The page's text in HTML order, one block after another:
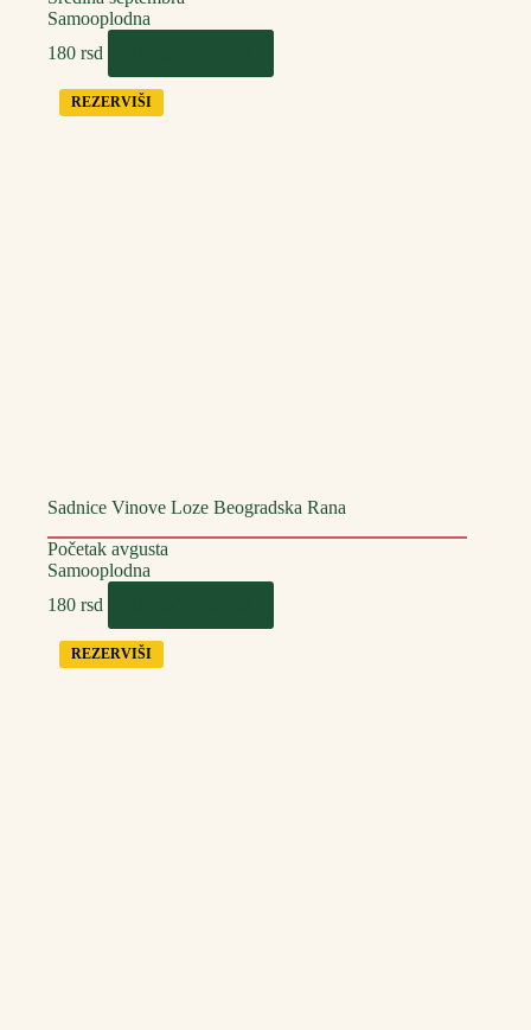
Samooplodna
180 rsd
REZERVIŠI
Sadnice Vinove Loze Beogradska Rana
Početak avgusta
Samooplodna
180 rsd
REZERVIŠI